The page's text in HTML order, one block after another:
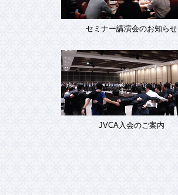
セミナー講演会のお知らせ
JVCA入会のご案内